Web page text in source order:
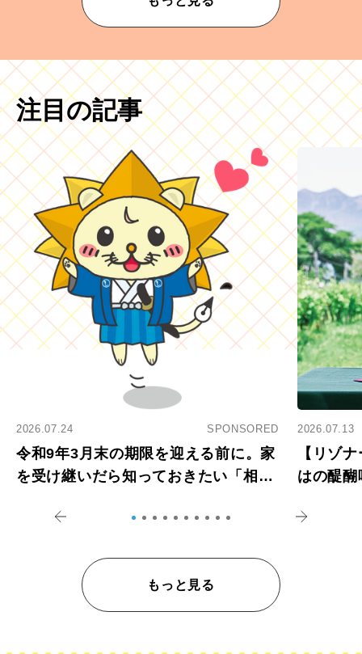
注目の記事
2026.07.24 SPONSORED
令和9年3月末の期限を迎える前に。家
を受け継いだら知っておきたい「相続
2026.07.13
【リゾ
はの醍
もっと見る